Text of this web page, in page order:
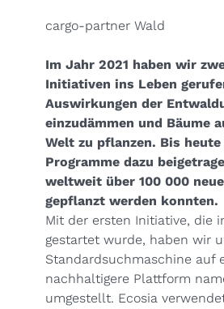
cargo-partner Wald
Im Jahr 2021 haben wir
Initiativen ins Leben
Auswirkungen der
einzudämmen und Bäume
Welt zu pflanzen. Bis heute
Programme dazu
weltweit über 100 000
gepflanzt werden konnten.
Mit der ersten Initiative, die
gestartet wurde, haben wir
Standardsuchmaschine auf
nachhaltigere Plattform
umgestellt. Ecosia